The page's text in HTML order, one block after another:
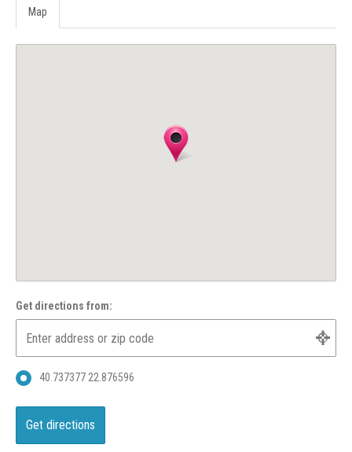
Map
Get directions from:
40.737377 22.876596